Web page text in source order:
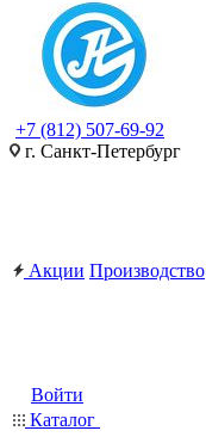
+7 (812) 507-69-92
г. Санкт-Петербург
Акции Производство
Войти
Каталог